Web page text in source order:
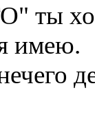
ты
имею.